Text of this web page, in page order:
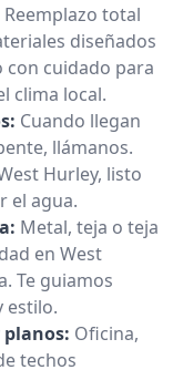
Reemplazo total
diseñados
con cuidado para
clima local.
Cuando llegan
llámanos.
Hurley, listo
el agua.
Metal, teja o teja
en West
Te guiamos
estilo.
planos: Oficina,
techos